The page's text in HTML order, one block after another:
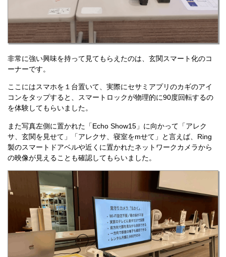
非常に強い興味を持って見てもらえたのは、玄関スマート化のコ
ーナーです。
ここにはスマホを１台置いて、実際にセサミアプリのカギのアイ
コンをタップすると、スマートロックが物理的に90度回転するの
を体験してもらいました。
また写真左側に置かれた「Echo Show15」に向かって「アレク
サ、玄関を見せて」「アレクサ、寝室をmせて」と言えば、Ring
製のスマートドアベルや近くに置かれたネットワークカメラから
の映像が見えることも確認してもらいました。